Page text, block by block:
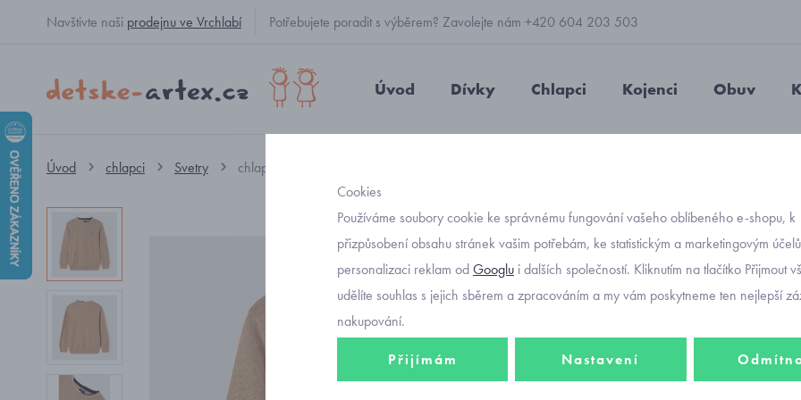
Navštivte naši prodejnu ve Vrchlabí Potřebujete poradit s výběrem? Zavolejte nám +420 604 203 503
Úvod Dívky Chlapci Kojenci Obuv
Úvod chlapci Svetry chlapecký jednobarevný svetr béžový Mayoral 354-79
Objednávací
581
Cookies
Používáme soubory cookie ke správnému fungování vašeho oblíbeného e-shopu, k
přizpůsobení obsahu stránek vašim potřebám, ke statistickým a marketingovým
personalizaci reklam odGooglu i dalších společností. Kliknutím na tlačítko Přijmout
udělíte souhlas s jejich sběrem a zpracováním a my vám poskytneme ten nejlepší
nakupování.
Přijímám Nastavení